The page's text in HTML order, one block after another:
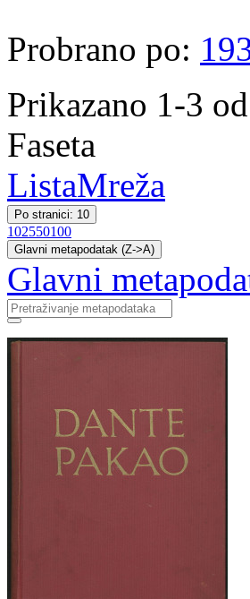
Probrano po:
Prikazano 1-3
Faseta
ListaMreža
Po stranici: 10
102550100
Glavni metapodatak (Z->A)
Glavni